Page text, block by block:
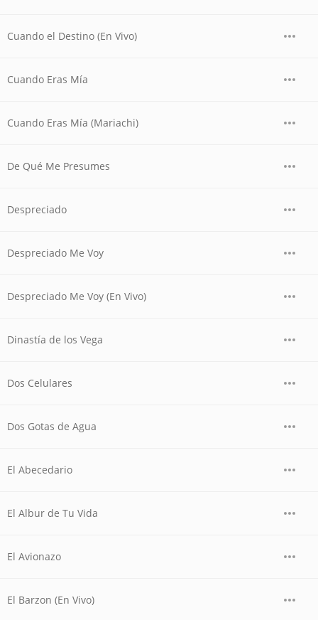
Cuando el Destino (En Vivo)
Cuando Eras Mía
Cuando Eras Mía (Mariachi)
De Qué Me Presumes
Despreciado
Despreciado Me Voy
Despreciado Me Voy (En Vivo)
Dinastía de los Vega
Dos Celulares
Dos Gotas de Agua
El Abecedario
El Albur de Tu Vida
El Avionazo
El Barzon (En Vivo)